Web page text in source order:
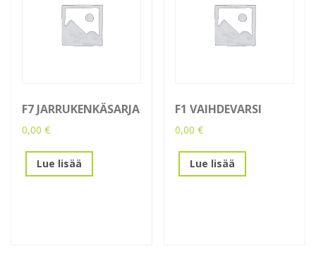
F7 JARRUKENKÄSARJA
0,00 €
Lue lisää
F1 VAIHDEVARSI
0,00€
Lue lisää